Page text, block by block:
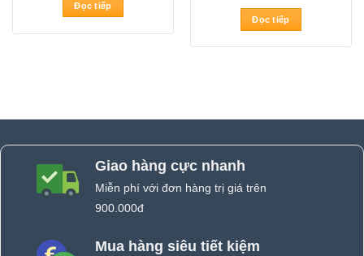
Đọc tiếp
Đọc tiếp
Giao hàng cực nhanh
Miễn phí với đơn hàng trị giá trên
900.000đ
Mua hàng siêu tiết kiệm